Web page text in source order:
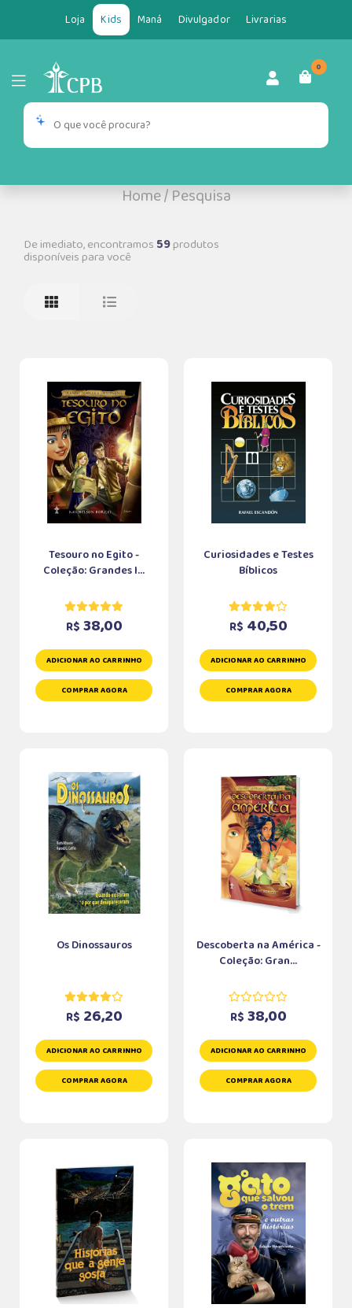
Loja Kids Maná Divulgador Livrarias
0
Home/Pesquisa
De imediato, encontramos 59produtos
disponíveis para você
Tesouro no Egito -
Coleção: Grandes I...
R$ 38,00
ADICIONAR AO CARRINHO
COMPRAR AGORA
Curiosidades e Testes
Bíblicos
R$ 40,50
ADICIONAR AO CARRINHO
COMPRAR AGORA
Os Dinossauros
R$ 26,20
ADICIONAR AO CARRINHO
COMPRAR AGORA
Descoberta na América -
Coleção: Gran...
R$ 38,00
ADICIONAR AO CARRINHO
COMPRAR AGORA